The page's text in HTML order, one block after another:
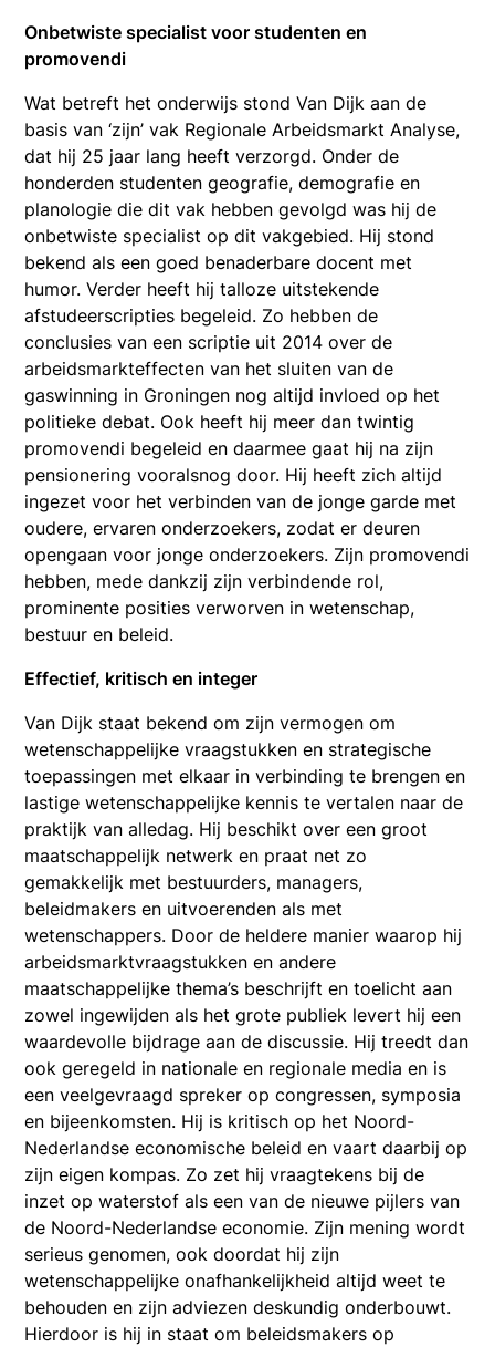
Onbetwiste specialist voor studenten en
promovendi
Wat betreft het onderwijs stond Van Dijk aan de
basis van ‘zijn’ vak Regionale Arbeidsmarkt Analyse,
dat hij 25 jaar lang heeft verzorgd. Onder de
honderden studenten geografie, demografie en
planologie die dit vak hebben gevolgd was hij de
onbetwiste specialist op dit vakgebied. Hij stond
bekend als een goed benaderbare docent met
humor. Verder heeft hij talloze uitstekende
afstudeerscripties begeleid. Zo hebben de
conclusies van een scriptie uit 2014 over de
arbeidsmarkteffecten van het sluiten van de
gaswinning in Groningen nog altijd invloed op het
politieke debat. Ook heeft hij meer dan twintig
promovendi begeleid en daarmee gaat hij na zijn
pensionering vooralsnog door. Hij heeft zich altijd
ingezet voor het verbinden van de jonge garde met
oudere, ervaren onderzoekers, zodat er deuren
opengaan voor jonge onderzoekers. Zijn promovendi
hebben, mede dankzij zijn verbindende rol,
prominente posities verworven in wetenschap,
bestuur en beleid.
Effectief, kritisch en integer
Van Dijk staat bekend om zijn vermogen om
wetenschappelijke vraagstukken en strategische
toepassingen met elkaar in verbinding te brengen en
lastige wetenschappelijke kennis te vertalen naar de
praktijk van alledag. Hij beschikt over een groot
maatschappelijk netwerk en praat net zo
gemakkelijk met bestuurders, managers,
beleidmakers en uitvoerenden als met
wetenschappers. Door de heldere manier waarop hij
arbeidsmarktvraagstukken en andere
maatschappelijke thema’s beschrijft en toelicht aan
zowel ingewijden als het grote publiek levert hij een
waardevolle bijdrage aan de discussie. Hij treedt dan
ook geregeld in nationale en regionale media en is
een veelgevraagd spreker op congressen, symposia
en bijeenkomsten. Hij is kritisch op het Noord-
Nederlandse economische beleid en vaart daarbij op
zijn eigen kompas. Zo zet hij vraagtekens bij de
inzet op waterstof als een van de nieuwe pijlers van
de Noord-Nederlandse economie. Zijn mening wordt
serieus genomen, ook doordat hij zijn
wetenschappelijke onafhankelijkheid altijd weet te
behouden en zijn adviezen deskundig onderbouwt.
Hierdoor is hij in staat om beleidsmakers op